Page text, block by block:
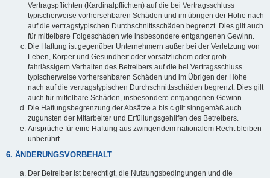
Vertragspflichten (Kardinalpflichten) auf die bei Vertragsschluss
typischerweise vorhersehbaren Schäden und im übrigen der Höhe nach
auf die vertragstypischen Durchschnittsschäden begrenzt. Dies gilt auch
für mittelbare Folgeschäden wie insbesondere entgangenen Gewinn.
Die Haftung ist gegenüber Unternehmern außer bei der Verletzung von
Leben, Körper und Gesundheit oder vorsätzlichem oder grob
fahrlässigem Verhalten des Betreibers auf die bei Vertragsschluss
typischerweise vorhersehbaren Schäden und im Übrigen der Höhe
nach auf die vertragstypischen Durchschnittsschäden begrenzt. Dies gilt
auch für mittelbare Schäden, insbesondere entgangenen Gewinn.
Die Haftungsbegrenzung der Absätze a bis c gilt sinngemäß auch
zugunsten der Mitarbeiter und Erfüllungsgehilfen des Betreibers.
Ansprüche für eine Haftung aus zwingendem nationalem Recht bleiben
unberührt.
6. ÄNDERUNGSVORBEHALT
Der Betreiber ist berechtigt, die Nutzungsbedingungen und die